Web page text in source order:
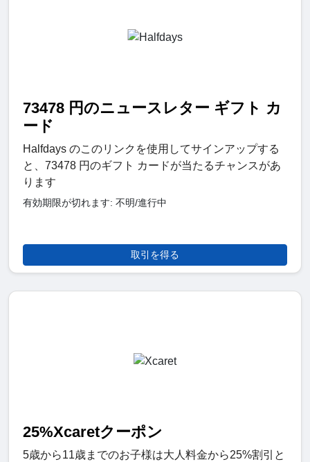
73478 円のニュースレター ギフト カ
ード
Halfdays のこのリンクを使用してサインアップする
と、73478 円のギフト カードが当たるチャンスがあ
ります
有効期限が切れます: 不明/進行中
取引を得る
25%Xcaretクーポン
5歳から11歳までのお子様は大人料金から25%割引と